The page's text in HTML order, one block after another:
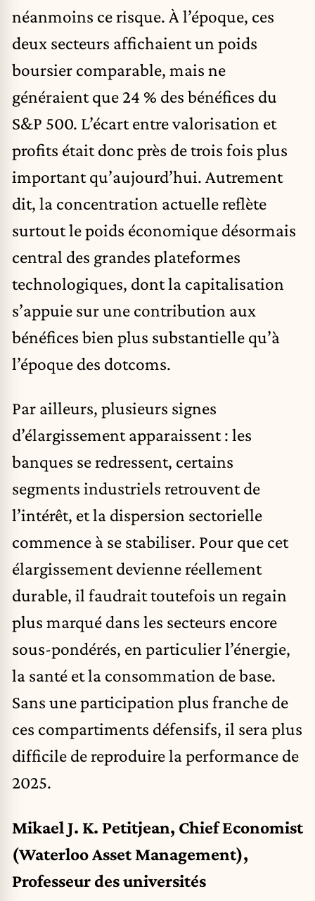
néanmoins ce risque. À l’époque, ces
deux secteurs affichaient un poids
boursier comparable, mais ne
généraient que 24 % des bénéfices du
S&P 500. L’écart entre valorisation et
profits était donc près de trois fois plus
important qu’aujourd’hui. Autrement
dit, la concentration actuelle reflète
surtout le poids économique désormais
central des grandes plateformes
technologiques, dont la capitalisation
s’appuie sur une contribution aux
bénéfices bien plus substantielle qu’à
l’époque des dotcoms.
Par ailleurs, plusieurs signes
d’élargissement apparaissent : les
banques se redressent, certains
segments industriels retrouvent de
l’intérêt, et la dispersion sectorielle
commence à se stabiliser. Pour que cet
élargissement devienne réellement
durable, il faudrait toutefois un regain
plus marqué dans les secteurs encore
sous-pondérés, en particulier l’énergie,
la santé et la consommation de base.
Sans une participation plus franche de
ces compartiments défensifs, il sera plus
difficile de reproduire la performance de
2025.
Mikael J. K. Petitjean, Chief Economist
(Waterloo Asset Management),
Professeur des universités